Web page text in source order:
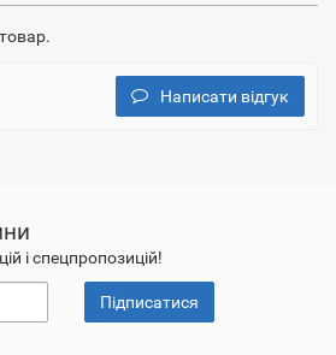
Написати відгук
і спецпропозицій!
Підписатися